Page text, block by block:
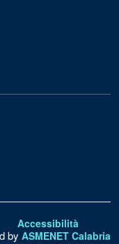
Accessibilità
by ASMENET Calabria